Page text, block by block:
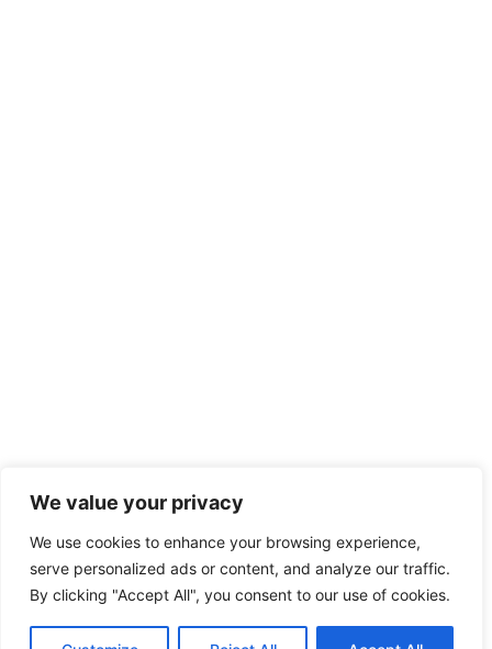
We value your privacy
We use cookies to enhance your browsing experience,
serve personalized ads or content, and analyze our traffic.
By clicking "Accept All", you consent to our use of cookies.